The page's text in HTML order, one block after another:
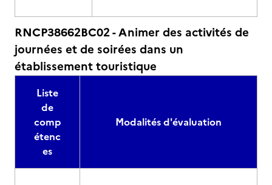
RNCP38662BC02 - Animer des activités de
journées et de soirées dans un
établissement touristique
Liste
de
comp
étenc
es
Modalités d'évaluation